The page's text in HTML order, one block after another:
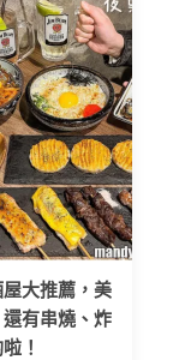
屋大推薦，美
有串燒、炸
！